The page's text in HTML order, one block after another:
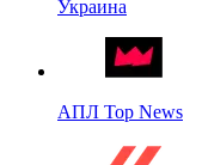
Украина
АПЛ Top News